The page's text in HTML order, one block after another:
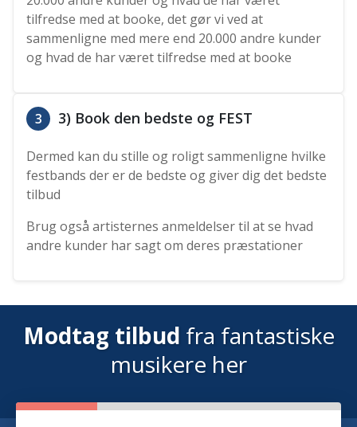
tilfredse med at booke, det gør vi ved at
sammenligne med mere end 20.000 andre kunder
og hvad de har været tilfredse med at booke
3 3) Book den bedste og FEST
Dermed kan du stille og roligt sammenligne hvilke
festbands der er de bedste og giver dig det bedste
tilbud
Brug også artisternes anmeldelser til at se hvad
andre kunder har sagt om deres præstationer
Modtag tilbud fra fantastiske
musikere her